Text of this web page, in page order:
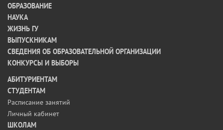
ОБРАЗОВАНИЕ
НАУКА
ЖИЗНЬ ГУ
ВЫПУСКНИКАМ
СВЕДЕНИЯ ОБ ОБРАЗОВАТЕЛЬНОЙ ОРГАНИЗАЦИИ
КОНКУРСЫ И ВЫБОРЫ
АБИТУРИЕНТАМ
СТУДЕНТАМ
Расписание занятий
Личный кабинет
ШКОЛАМ